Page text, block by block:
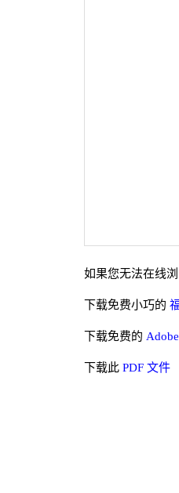
如果您无法在线
下载免费小巧的
下载免费的
下载此 PDF 文件